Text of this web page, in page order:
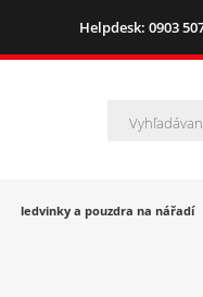
Helpdesk: 0903
ledvinky a pouzdra na nářadí